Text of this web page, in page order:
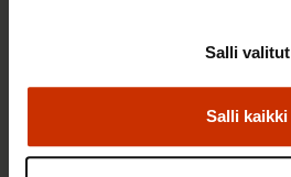
Salli kaikki
Salli valitut
TASA-ARVO JA YHDENVERTAISUUS